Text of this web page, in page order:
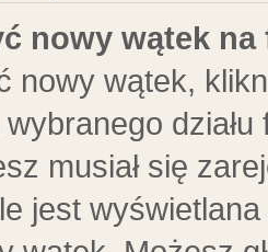
nowy wątek na
nowy wątek,
musiał się
jest